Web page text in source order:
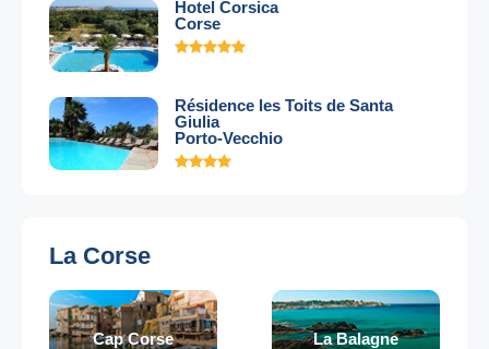
Hotel Corsica
Corse
Résidence les Toits de Santa
Giulia
Porto-Vecchio
La Corse
Cap Corse La Balagne